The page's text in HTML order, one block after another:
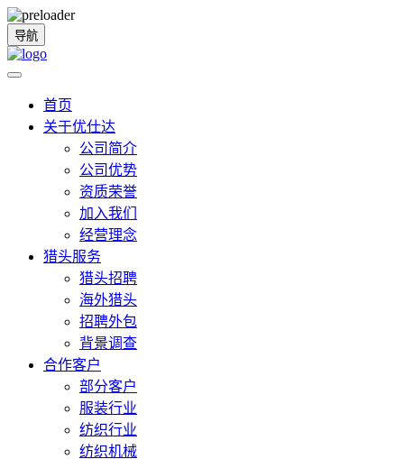
导航
首页
关于优仕达
公司简介
公司优势
资质荣誉
加入我们
经营理念
猎头服务
猎头招聘
海外猎头
招聘外包
背景调查
合作客户
部分客户
服装行业
纺织行业
纺织机械